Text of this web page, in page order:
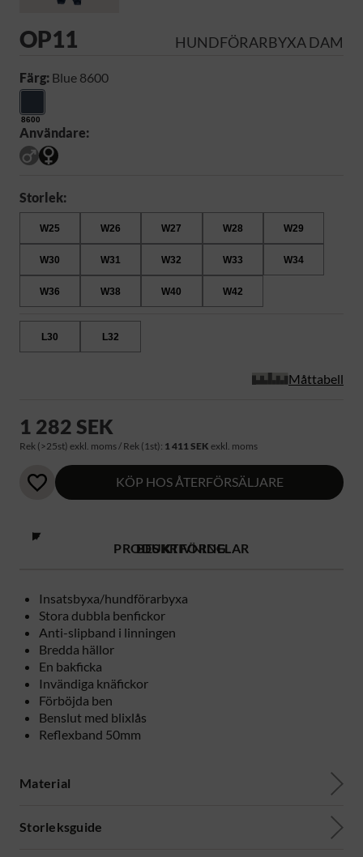
OP11 HUNDFÖRARBYXA DAM
Färg: Blue 8600
8600
Användare:
Storlek:
W25 W26 W27 W28 W29
W30 W31 W32 W33 W34
W36 W38 W40 W42
L30 L32
Måttabell
1 282 SEK
Rek (>25st) exkl. moms / Rek (1st): 1 411 SEK exkl. moms
KÖP HOS ÅTERFÖRSÄLJARE
PRODUKTFÖRDELAR
Insatsbyxa/hundförarbyxa
Stora dubbla benfickor
Anti-slipband i linningen
Bredda hällor
En bakficka
Invändiga knäfickor
Förböjda ben
Benslut med blixlås
Reflexband 50mm
BESKRIVNING
Material
Storleksguide